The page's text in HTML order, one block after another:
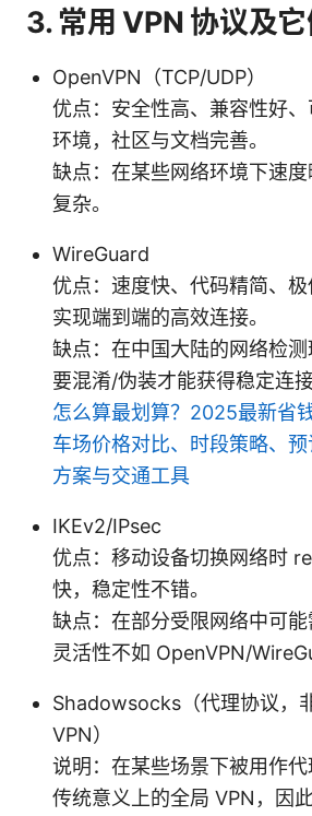
3. 常用 VPN 协议及
OpenVPN（TCP/UDP）
优点：安全性高、兼容性好
环境，社区与文档完善。
缺点：在某些网络环境下速
复杂。
WireGuard
优点：速度快、代码精简、
实现端到端的高效连接。
缺点：在中国大陆的网络检
要混淆/伪装才能获得稳定连
怎么算最划算？2025最新省
车场价格对比、时段策略、
方案与交通工具
IKEv2/IPsec
优点：移动设备切换网络时
快，稳定性不错。
缺点：在部分受限网络中可能
灵活性不如 OpenVPN/
Shadowsocks（代理协议，
VPN）
说明：在某些场景下被用作
传统意义上的全局 VPN，因